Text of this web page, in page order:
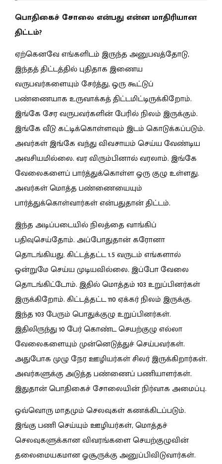
பொதிகைச் சோலை என்பது என்ன மாதிரியான
திட்டம்?
ஏற்கெனவே எங்களிடம் இருந்த அனுபவத்தோடு,
இந்தத் திட்டத்தில் புதிதாக இணைய
வருபவர்களையும் சேர்த்து, ஒரு கூட்டுப்
பண்ணையாக உருவாக்கத் திட்டமிட்டிருக்கிறோம்.
இங்கே சேர வருபவர்களின் பேரில் நிலம் இருக்கும்.
இங்கே வீடு கட்டிக்கொள்ளவும் இடம் கொடுக்கப்படும்.
அவர்கள் இங்கே வந்து விவசாயம் செய்ய வேண்டிய
அவசியமில்லை. வர விரும்பினால் வரலாம். இங்கே
வேலைகளைப் பார்த்துக்கொள்ள ஒரு குழு உள்ளது.
அவர்கள் மொத்த பண்ணையையும்
பார்த்துக்கொள்வார்கள் என்பதுதான் திட்டம்.
இந்த அடிப்படையில் நிலத்தை வாங்கிப்
பதிவுசெய்தோம். அப்போதுதான் கரோனா
தொடங்கியது. கிட்டத்தட்ட 1.5 வருடம் எங்களால்
ஒன்றுமே செய்ய முடியவில்லை. இப்போ வேலை
தொடங்கிட்டோம். இதில் மொத்தம் 103 உறுப்பினர்கள்
இருக்கிறோம். கிட்டத்தட்ட 110 ஏக்கர் நிலம் இருக்கு.
இந்த 103 பேரும் பொதுக்குழு உறுப்பினர்கள்.
இதிலிருந்து 10 பேர் கொண்ட செயற்குழு எல்லா
வேலைகளையும் முன்னெடுத்துச் செய்பவர்கள்.
அதுபோக முழு நேர ஊழியர்கள் சிலர் இருக்கிறார்கள்.
அவர்களுக்கு அடுத்த பண்ணைப் பணியாளர்கள்.
இதுதான் பொதிகைச் சோலையின் நிர்வாக அமைப்பு.
ஒவ்வொரு மாதமும் செலவுகள் கணக்கிடப்படும்.
இங்கு பணி செய்யும் ஊழியர்கள், மொத்தச்
செலவுகளுக்கான விவரங்களை செயற்குழுவின்
தலைமையகமான ஓசூருக்கு அனுப்பிவிடுவார்கள்.